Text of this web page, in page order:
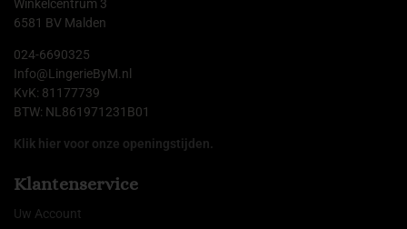
Winkelcentrum 3
6581 BV Malden
024-6690325
Info@LingerieByM.nl
KvK: 81177739
BTW: NL861971231B01
Klik hier voor onze openingstijden.
Klantenservice
Uw Account